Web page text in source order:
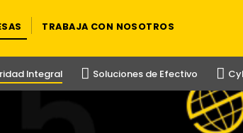
TRABAJA CON NOSOTROS
Integral Soluciones de Efectivo